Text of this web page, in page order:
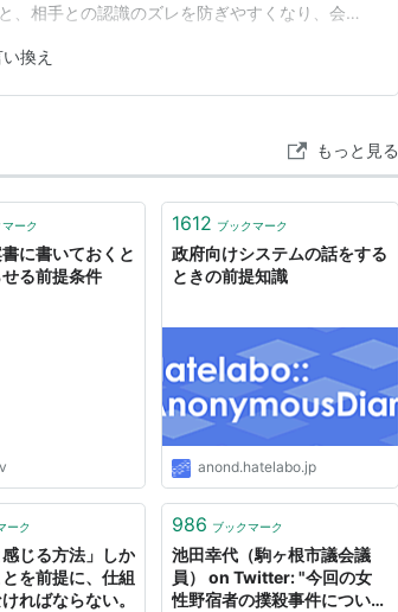
、相手との認識のズレを防ぎやすくなり、会話
、言い換え表現まで、初心者の方にもわかりや
かりやすく解説 前提…
換え
もっと見る
マーク
に書いておくと
る前提条件
1612 ブックマーク
政府向けシステムの話をする
ときの前提知識
anond.hatelabo.jp
ーク
じる方法」しか
を前提に、仕組
ればならない。
986 ブックマーク
池田幸代（駒ヶ根市議会議
員） on Twitter: "今回の女
性野宿者の撲殺事件につい